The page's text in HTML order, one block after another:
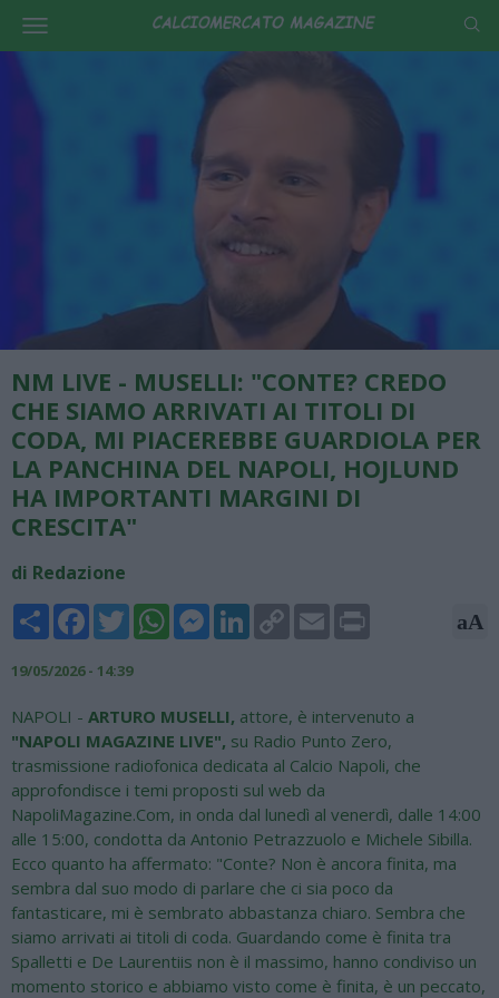
NM LIVE - MUSELLI: "CONTE? CREDO
CHE SIAMO ARRIVATI AI TITOLI DI
CODA, MI PIACEREBBE GUARDIOLA PER
LA PANCHINA DEL NAPOLI, HOJLUND
HA IMPORTANTI MARGINI DI
CRESCITA"
di Redazione
Share FacebookTwitterWhatsAppMessengerLinkedInCopy
Link
Email aA
19/05/2026 - 14:39
NAPOLI - ARTURO MUSELLI, attore, è intervenuto a
"NAPOLI MAGAZINE LIVE", su Radio Punto Zero,
trasmissione radiofonica dedicata al Calcio Napoli, che
approfondisce i temi proposti sul web da
NapoliMagazine.Com, in onda dal lunedì al venerdì, dalle 14:00
alle 15:00, condotta da Antonio Petrazzuolo e Michele Sibilla.
Ecco quanto ha affermato: "Conte? Non è ancora finita, ma
sembra dal suo modo di parlare che ci sia poco da
fantasticare, mi è sembrato abbastanza chiaro. Sembra che
siamo arrivati ai titoli di coda. Guardando come è finita tra
Spalletti e De Laurentiis non è il massimo, hanno condiviso un
momento storico e abbiamo visto come è finita, è un peccato,